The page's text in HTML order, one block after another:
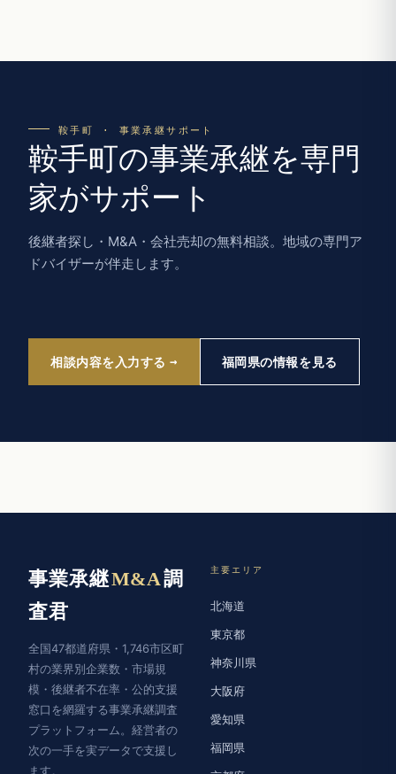
鞍手町 · 事業承継サポート
鞍手町の事業承継を専門
家がサポート
後継者探し・M&A・会社売却の無料相談。地域の専門ア
ドバイザーが伴走します。
相談内容を入力する 福岡県の情報を見る
事業承継M&A調
査君
全国47都道府県・1,746市区町
村の業界別企業数・市場規
模・後継者不在率・公的支援
窓口を網羅する事業承継調査
プラットフォーム。経営者の
次の一手を実データで支援し
ます。
主要エリア
北海道
東京都
神奈川県
大阪府
愛知県
福岡県